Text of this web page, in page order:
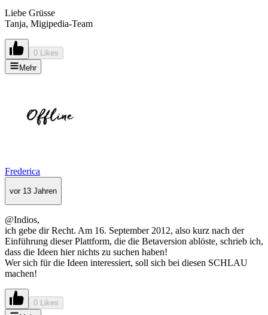
Liebe Grüsse
Tanja, Migipedia-Team
0 Likes
Mehr
Frederica
vor 13 Jahren
@Indios,
ich gebe dir Recht. Am 16. September 2012, also kurz nach der
Einführung dieser Plattform, die die Betaversion ablöste, schrieb ich,
dass die Ideen hier nichts zu suchen haben!
Wer sich für die Ideen interessiert, soll sich bei diesen SCHLAU
machen!
0 Likes